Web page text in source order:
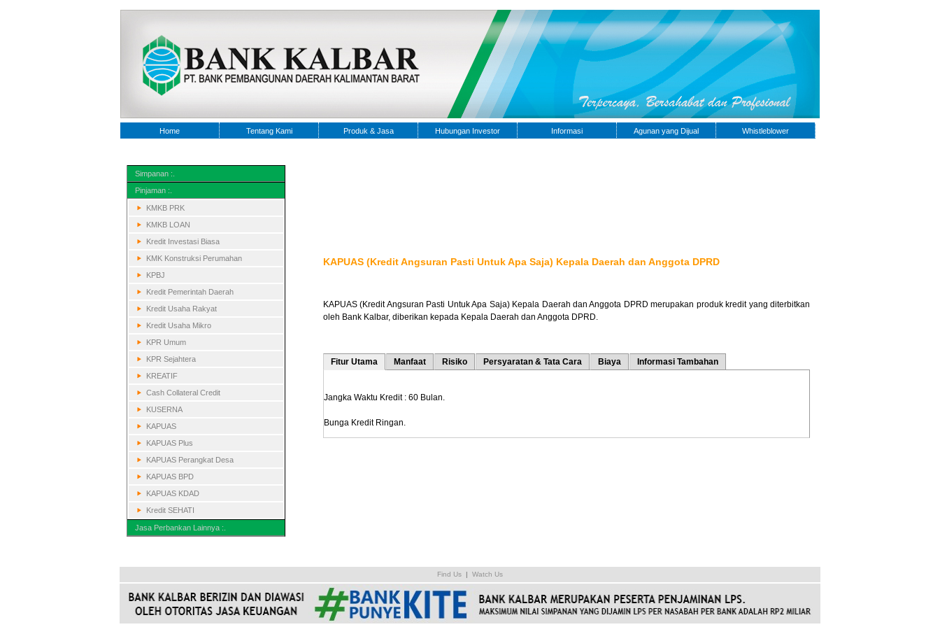
Home Tentang Kami Produk & Jasa Hubungan Investor Informasi Agunan yang Dijual Whistleblower
Simpanan :.
Pinjaman :.
KMKB PRK
KMKB LOAN
Kredit Investasi Biasa
KMK Konstruksi Perumahan
KPBJ
Kredit Pemerintah Daerah
Kredit Usaha Rakyat
Kredit Usaha Mikro
KPR Umum
KPR Sejahtera
KREATIF
Cash Collateral Credit
KUSERNA
KAPUAS
KAPUAS Plus
KAPUAS Perangkat Desa
KAPUAS BPD
KAPUAS KDAD
Kredit SEHATI
Jasa Perbankan Lainnya :.
KAPUAS (Kredit Angsuran Pasti Untuk Apa Saja) Kepala Daerah dan Anggota DPRD
KAPUAS (Kredit Angsuran Pasti Untuk Apa Saja) Kepala Daerah dan Anggota DPRD merupakan produk kredit yang diterbitkan
oleh Bank Kalbar, diberikan kepada Kepala Daerah dan Anggota DPRD.
Fitur Utama Manfaat Risiko Persyaratan & Tata Cara Biaya Informasi Tambahan
Jangka Waktu Kredit : 60 Bulan.
Bunga Kredit Ringan.
Find Us | Watch Us